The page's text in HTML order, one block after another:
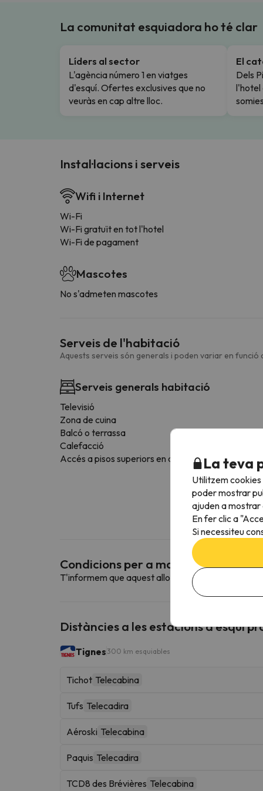
La comunitat esquiadora ho té clar
Líders al sector
L'agència número 1 en viatges
d'esquí. Ofertes exclusives que no
veuràs en cap altre lloc.
El
Dels
l'hotel
Instal·lacions i serveis
Wifi i Internet
Wi-Fi
Wi-Fi gratuït en tot l'hotel
Wi-Fi de pagament
Mascotes
No s'admeten mascotes
Serveis de l'habitació
Aquests serveis són generals i poden variar en funció
Serveis generals habitació
Televisió
Zona de cuina
Balcó o terrassa
Calefacció
Accés a pisos superiors en ascensor
Condicions per a mascotes
T'informem que aquest allotjament no admet
Distàncies a les estacions d'esquí
Tignes 300 km esquiables
Tichot Telecabina
Tufs Telecadira
Aéroski Telecabina
Paquis Telecadira
TCD8 des Brévières Telecabina
La teva
Utilitzem
poder mostrar
ajuden a mostrar
En fer clic a
Si necessiteu